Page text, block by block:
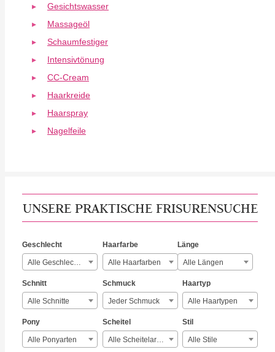
Gesichtswasser
Massageöl
Schaumfestiger
Intensivtönung
CC-Cream
Haarkreide
Haarspray
Nagelfeile
UNSERE PRAKTISCHE FRISURENSUCHE
Geschlecht
Alle Geschlechter
Haarfarbe
Alle Haarfarben
Länge
Alle Längen
Schnitt
Alle Schnitte
Schmuck
Jeder Schmuck
Haartyp
Alle Haartypen
Pony
Alle Ponyarten
Scheitel
Alle Scheitelarten
Stil
Alle Stile